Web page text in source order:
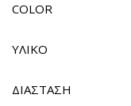
COLOR
ΥΛΙΚΌ
ΔΙΆΣΤΑΣΗ